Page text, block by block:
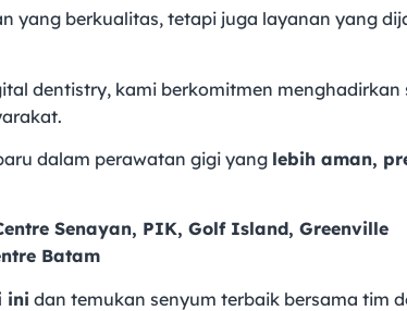
yang berkualitas, tetapi juga layanan yang
dentistry, kami berkomitmen
dalam perawatan gigi yang lebih aman,
Senayan, PIK, Golf Island, Greenville
Batam
ini dan temukan senyum terbaik bersama tim